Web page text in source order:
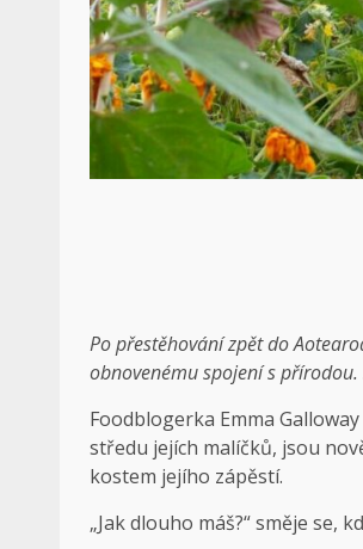
Po přestěhování zpět do
obnovenému spojení s přírodou.
Foodblogerka Emma
středu jejích malíčků, jsou
kostem jejího zápěstí.
„Jak dlouho máš?“ směje se,